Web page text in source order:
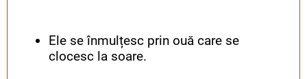
Ele se înmulțesc prin ouă care se
clocesc la soare.